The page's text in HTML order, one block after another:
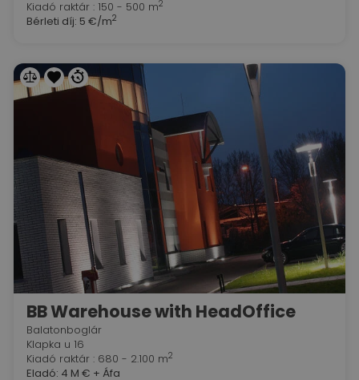
Kiadó raktár : 150 - 500 m2
Bérleti díj: 5 €/m2
BB Warehouse with HeadOffice
Balatonboglár
Klapka u 16
Kiadó raktár : 680 - 2.100 m2
Eladó: 4 M € + Áfa